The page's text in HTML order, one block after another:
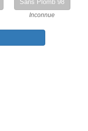
Sans Plomb 98
Inconnue